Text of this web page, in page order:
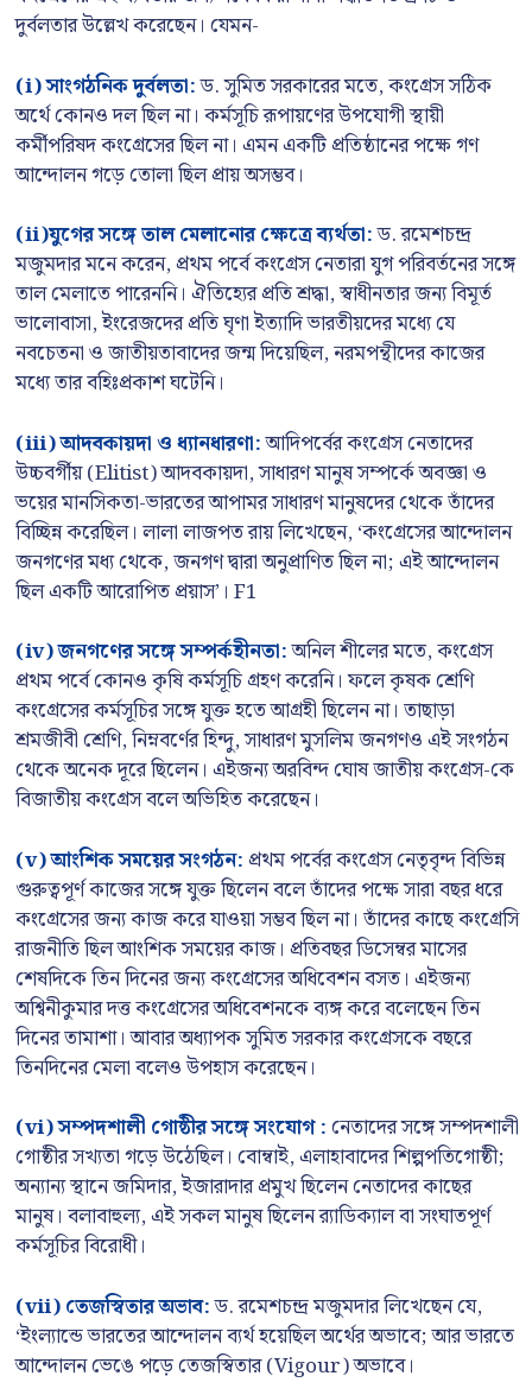
দুর্বলতার উল্লেখ করেছেন। যেমন-
(i) সাংগঠনিক দুর্বলতা:ড. সুমিত সরকারের মতে, কংগ্রেস সঠিক
অর্থে কোনও দল ছিল না। কর্মসূচি রূপায়ণের উপযোগী স্থায়ী
কর্মীপরিষদ কংগ্রেসের ছিল না। এমন একটি প্রতিষ্ঠানের পক্ষে গণ
আন্দোলন গড়ে তোলা ছিল প্রায় অসম্ভব।
(ii)যুগের সঙ্গে তাল মেলানোর ক্ষেত্রে ব্যর্থতা:ড. রমেশচন্দ্র
মজুমদার মনে করেন, প্রথম পর্বে কংগ্রেস নেতারা যুগ পরিবর্তনের সঙ্গে
তাল মেলাতে পারেননি। ঐতিহ্যের প্রতি শ্রদ্ধা, স্বাধীনতার জন্য বিমূর্ত
ভালোবাসা, ইংরেজদের প্রতি ঘৃণা ইত্যাদি ভারতীয়দের মধ্যে যে
নবচেতনা ও জাতীয়তাবাদের জন্ম দিয়েছিল, নরমপন্থীদের কাজের
মধ্যে তার বহিঃপ্রকাশ ঘটেনি।
(iii) আদবকায়দা ও ধ্যানধারণা:আদিপর্বের কংগ্রেস নেতাদের
উচ্চবর্গীয় (Elitist) আদবকায়দা, সাধারণ মানুষ সম্পর্কে অবজ্ঞা ও
ভয়ের মানসিকতা-ভারতের আপামর সাধারণ মানুষদের থেকে তাঁদের
বিচ্ছিন্ন করেছিল। লালা লাজপত রায় লিখেছেন, ‘কংগ্রেসের আন্দোলন
জনগণের মধ্য থেকে, জনগণ দ্বারা অনুপ্রাণিত ছিল না; এই আন্দোলন
ছিল একটি আরোপিত প্রয়াস’। F1
(iv) জনগণের সঙ্গে সম্পর্কহীনতা:অনিল শীলের মতে, কংগ্রেস
প্রথম পর্বে কোনও কৃষি কর্মসূচি গ্রহণ করেনি। ফলে কৃষক শ্রেণি
কংগ্রেসের কর্মসূচির সঙ্গে যুক্ত হতে আগ্রহী ছিলেন না। তাছাড়া
শ্রমজীবী শ্রেণি, নিম্নবর্ণের হিন্দু, সাধারণ মুসলিম জনগণও এই সংগঠন
থেকে অনেক দূরে ছিলেন। এইজন্য অরবিন্দ ঘোষ জাতীয় কংগ্রেস-কে
বিজাতীয় কংগ্রেস বলে অভিহিত করেছেন।
(v) আংশিক সময়ের সংগঠন:প্রথম পর্বের কংগ্রেস নেতৃবৃন্দ বিভিন্ন
গুরুত্বপূর্ণ কাজের সঙ্গে যুক্ত ছিলেন বলে তাঁদের পক্ষে সারা বছর ধরে
কংগ্রেসের জন্য কাজ করে যাওয়া সম্ভব ছিল না। তাঁদের কাছে কংগ্রেসি
রাজনীতি ছিল আংশিক সময়ের কাজ। প্রতিবছর ডিসেম্বর মাসের
শেষদিকে তিন দিনের জন্য কংগ্রেসের অধিবেশন বসত। এইজন্য
অশ্বিনীকুমার দত্ত কংগ্রেসের অধিবেশনকে ব্যঙ্গ করে বলেছেন তিন
দিনের তামাশা। আবার অধ্যাপক সুমিত সরকার কংগ্রেসকে বছরে
তিনদিনের মেলা বলেও উপহাস করেছেন।
(vi) সম্পদশালী গোষ্ঠীর সঙ্গে সংযোগ :নেতাদের সঙ্গে সম্পদশালী
গোষ্ঠীর সখ্যতা গড়ে উঠেছিল। বোম্বাই, এলাহাবাদের শিল্পপতিগোষ্ঠী;
অন্যান্য স্থানে জমিদার, ইজারাদার প্রমুখ ছিলেন নেতাদের কাছের
মানুষ। বলাবাহুল্য, এই সকল মানুষ ছিলেন র‍্যাডিক্যাল বা সংঘাতপূর্ণ
কর্মসূচির বিরোধী।
(vii) তেজস্বিতার অভাব:ড. রমেশচন্দ্র মজুমদার লিখেছেন যে,
‘ইংল্যান্ডে ভারতের আন্দোলন ব্যর্থ হয়েছিল অর্থের অভাবে; আর ভারতে
আন্দোলন ভেঙে পড়ে তেজস্বিতার (Vigour) অভাবে।